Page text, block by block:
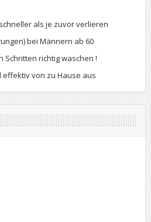
als je zuvor verlieren
bei Männern ab 60
Schritten richtig waschen !
von zu Hause aus